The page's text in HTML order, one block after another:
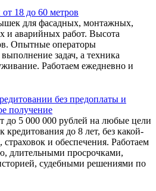
18 до 60 метров
для фасадных, монтажных,
и аварийных работ. Высота
Опытные операторы
задач, а техника
Работаем ежедневно и
без предоплаты и
получение
до 5 000 000 рублей на любые цели
кредитования до 8 лет, без какой-
и обеспечения. Работаем
длительными просрочками,
судебными решениями по